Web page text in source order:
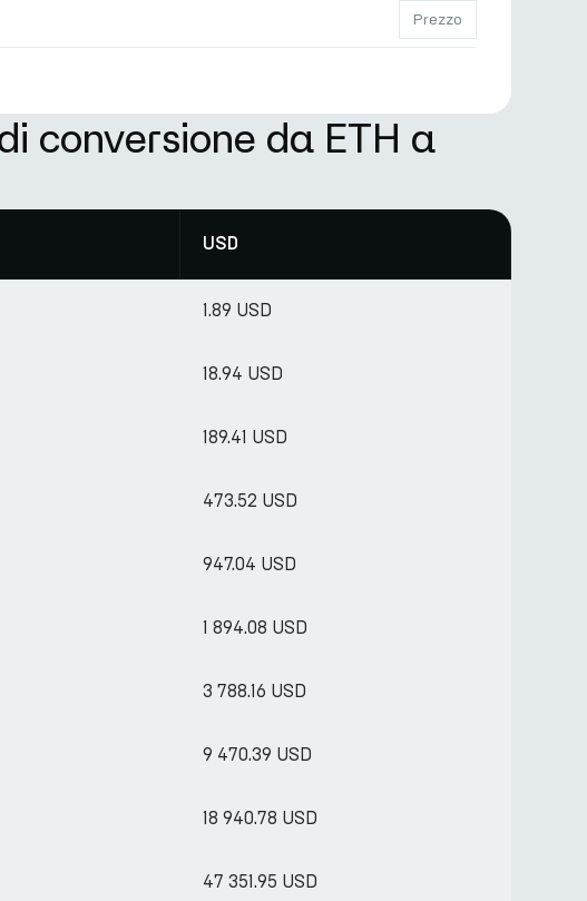
Prezzo
conversione da ETH a
USD
1.89 USD
18.94 USD
189.41 USD
473.52 USD
947.04 USD
1 894.08 USD
3 788.16 USD
9 470.39 USD
18 940.78 USD
47 351.95 USD